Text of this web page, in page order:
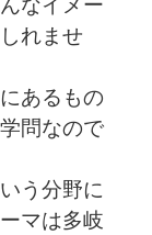
れませ
あるもの
問なので
う分野に
マは多岐